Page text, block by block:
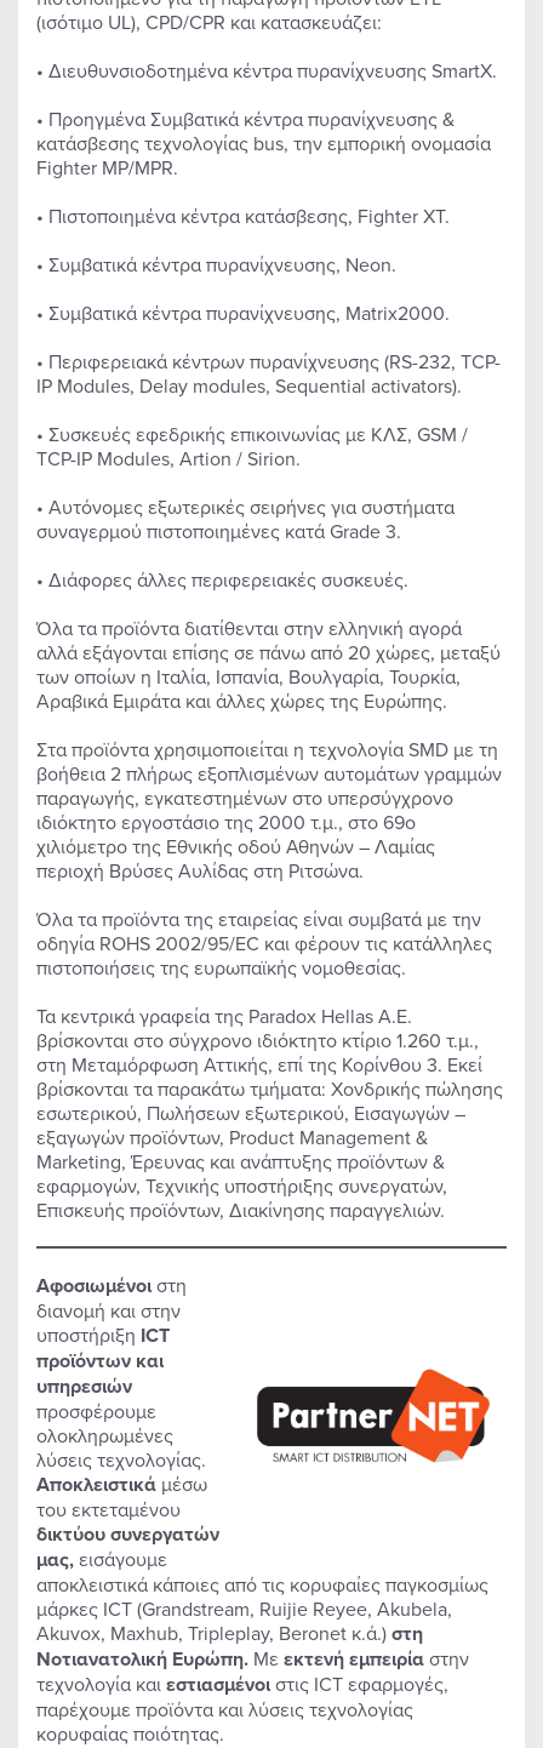
(ισότιμο UL), CPD/CPR και κατασκευάζει:
• Διευθυνσιοδοτημένα κέντρα πυρανίχνευσης SmartX.
• Προηγμένα Συμβατικά κέντρα πυρανίχνευσης &
κατάσβεσης τεχνολογίας bus, την εμπορική ονομασία
Fighter MP/MPR.
• Πιστοποιημένα κέντρα κατάσβεσης, Fighter XT.
• Συμβατικά κέντρα πυρανίχνευσης, Neon.
• Συμβατικά κέντρα πυρανίχνευσης, Matrix2000.
• Περιφερειακά κέντρων πυρανίχνευσης (RS-232, TCP-
IP Modules, Delay modules, Sequential activators).
• Συσκευές εφεδρικής επικοινωνίας με ΚΛΣ, GSM /
TCP-IP Modules, Artion / Sirion.
• Αυτόνομες εξωτερικές σειρήνες για συστήματα
συναγερμού πιστοποιημένες κατά Grade 3.
• Διάφορες άλλες περιφερειακές συσκευές.
Όλα τα προϊόντα διατίθενται στην ελληνική αγορά
αλλά εξάγονται επίσης σε πάνω από 20 χώρες, μεταξύ
των οποίων η Ιταλία, Ισπανία, Βουλγαρία, Τουρκία,
Αραβικά Εμιράτα και άλλες χώρες της Ευρώπης.
Στα προϊόντα χρησιμοποιείται η τεχνολογία SMD με τη
βοήθεια 2 πλήρως εξοπλισμένων αυτομάτων γραμμών
παραγωγής, εγκατεστημένων στο υπερσύγχρονο
ιδιόκτητο εργοστάσιο της 2000 τ.μ., στο 69ο
χιλιόμετρο της Εθνικής οδού Αθηνών – Λαμίας
περιοχή Βρύσες Αυλίδας στη Ριτσώνα.
Όλα τα προϊόντα της εταιρείας είναι συμβατά με την
οδηγία ROHS 2002/95/EC και φέρουν τις κατάλληλες
πιστοποιήσεις της ευρωπαϊκής νομοθεσίας.
Τα κεντρικά γραφεία της Paradox Hellas A.E.
βρίσκονται στο σύγχρονο ιδιόκτητο κτίριο 1.260 τ.μ.,
στη Μεταμόρφωση Αττικής, επί της Κορίνθου 3. Εκεί
βρίσκονται τα παρακάτω τμήματα: Χονδρικής πώλησης
εσωτερικού, Πωλήσεων εξωτερικού, Εισαγωγών –
εξαγωγών προϊόντων, Product Management &
Marketing, Έρευνας και ανάπτυξης προϊόντων &
εφαρμογών, Τεχνικής υποστήριξης συνεργατών,
Επισκευής προϊόντων, Διακίνησης παραγγελιών.
Αφοσιωμένοιστη
διανομή και στην
υποστήριξη ICT
προϊόντων και
υπηρεσιών
προσφέρουμε
ολοκληρωμένες
λύσεις τεχνολογίας.
Αποκλειστικά μέσω
του εκτεταμένου
δικτύου συνεργατών
μας,εισάγουμε
αποκλειστικά κάποιες από τις κορυφαίες παγκοσμίως
μάρκες ICT (Grandstream, Ruijie Reyee, Akubela,
Akuvox, Maxhub, Tripleplay, Beronet κ.ά.)στη
Νοτιανατολική Ευρώπη. Με εκτενή εμπειρίαστην
τεχνολογία καιεστιασμένοιστις ICT εφαρμογές,
παρέχουμε προϊόντα και λύσεις τεχνολογίας
κορυφαίας ποιότητας.